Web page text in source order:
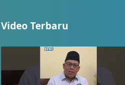
Video Terbaru